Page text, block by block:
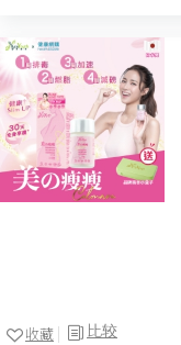
比较
收藏